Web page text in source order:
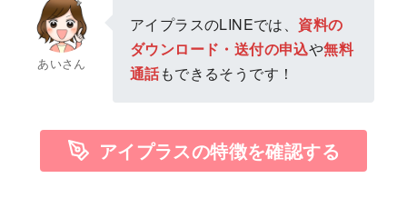
あいさん
アイプラスのLINEでは、 資料の
ダウンロード・送付の申込や無料
通話もできるそうです！
アイプラスの特徴を確認する